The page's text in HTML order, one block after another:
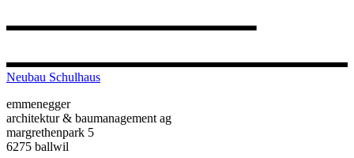
Neubau Schulhaus
emmenegger
architektur & baumanagement ag
margrethenpark 5
6275 ballwil